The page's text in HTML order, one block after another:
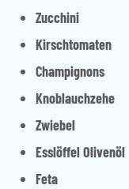
Zucchini
Kirschtomaten
Champignons
Knoblauchzehe
Zwiebel
Esslöffel Olivenöl
Feta